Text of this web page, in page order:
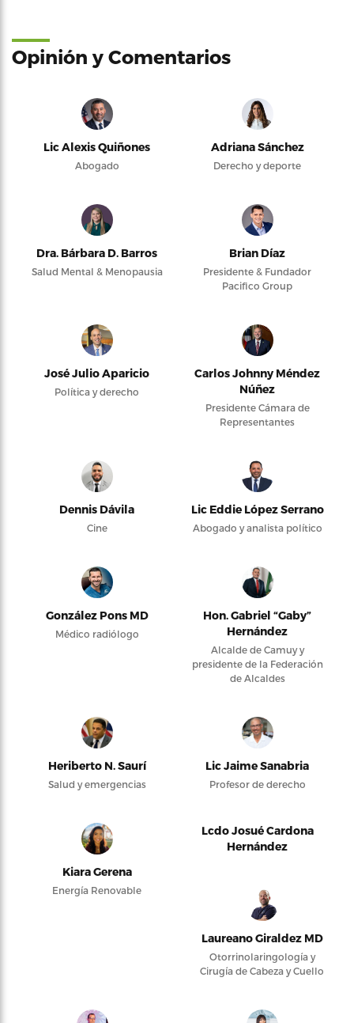
Opinión y Comentarios
Lic Alexis Quiñones
Abogado
Adriana Sánchez
Derecho y deporte
Dra. Bárbara D. Barros
Salud Mental & Menopausia
Brian Díaz
Presidente & Fundador
Pacifico Group
José Julio Aparicio
Política y derecho
Carlos Johnny Méndez
Núñez
Presidente Cámara de
Representantes
Dennis Dávila
Cine
Lic Eddie López Serrano
Abogado y analista político
González Pons MD
Médico radiólogo
Hon. Gabriel “Gaby”
Hernández
Alcalde de Camuy y
presidente de la Federación
de Alcaldes
Heriberto N. Saurí
Salud y emergencias
Lic Jaime Sanabria
Profesor de derecho
Kiara Gerena
Energía Renovable
Lcdo Josué Cardona
Hernández
Laureano Giraldez MD
Otorrinolaringología y
Cirugía de Cabeza y Cuello